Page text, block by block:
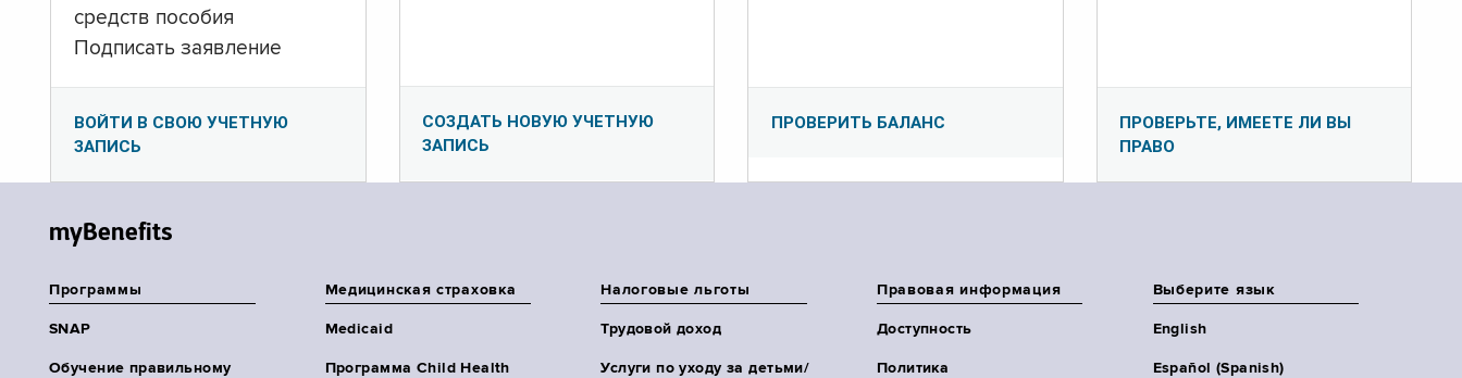
средств пособия
Подписать заявление
ВОЙТИ В СВОЮ УЧЕТНУЮ
ЗАПИСЬ
СОЗДАТЬ НОВУЮ УЧЕТНУЮ
ЗАПИСЬ
ПРОВЕРИТЬ БАЛАНС
ПРОВЕРЬТЕ, ИМЕЕТЕ ЛИ ВЫ
ПРАВО
myBenefits
Программы
SNAP
Обучение правильному
Медицинская страховка
Medicaid
Программа Child Health
Налоговые льготы
Трудовой доход
Услуги по уходу за детьми/
Правовая информация
Доступность
Политика
Выберите язык
English
Español (Spanish)